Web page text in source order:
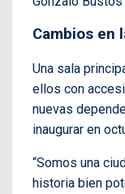
Cambios en
Una sala
ellos con
nuevas
inaugurar en
“Somos una
historia bien